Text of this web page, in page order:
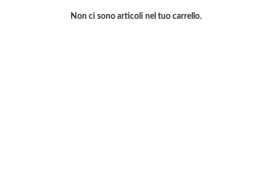
Non ci sono articoli nel tuo carrello.